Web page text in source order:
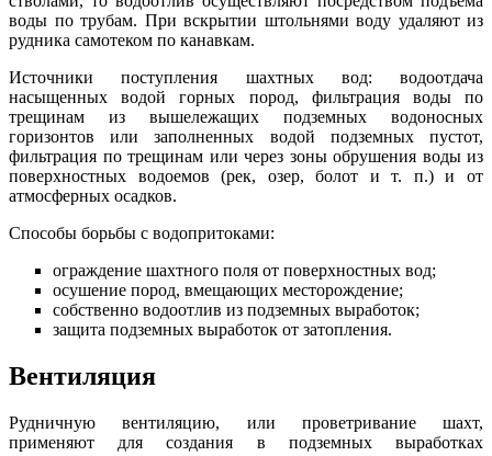
воды по трубам. При вскрытии штольнями воду удаляют из
рудника самотеком по канавкам.
Источники поступления шахтных вод: водоотдача
насыщенных водой горных пород, фильтрация воды по
трещинам из вышележащих подземных водоносных
горизонтов или заполненных водой подземных пустот,
фильтрация по трещинам или через зоны обрушения воды из
поверхностных водоемов (рек, озер, болот и т. п.) и от
атмосферных осадков.
Способы борьбы с водопритоками:
ограждение шахтного поля от поверхностных вод;
осушение пород, вмещающих месторождение;
собственно водоотлив из подземных выработок;
защита подземных выработок от затопления.
Вентиляция
Рудничную вентиляцию, или проветривание шахт,
применяют для создания в подземных выработках